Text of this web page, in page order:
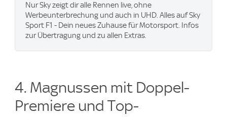
Nur Sky zeigt dir alle Rennen live, ohne
Werbeunterbrechung und auch in UHD. Alles auf Sky
Sport F1 - Dein neues Zuhause für Motorsport. Infos
zur Übertragung und zu allen Extras.
4. Magnussen mit Doppel-
Premiere und Top-